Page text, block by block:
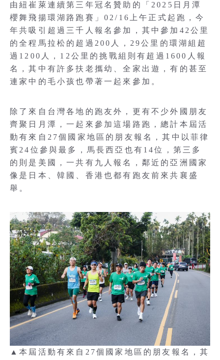
由紐崔萊連續第三年冠名贊助的「2025日月潭
櫻舞飛揚環湖路跑賽」02/16上午正式起跑，今
年共吸引超過三千人報名參加，其中參加42公里
的全程馬拉松的超過200人，29公里的環湖組超
過1200人，12公里的挑戰組則有超過1600人報
名，其中有許多扶老攜幼、全家出遊，有的甚至
連家中的毛小孩也帶著一起來參加。
除了來自台灣各地的跑友外，更有不少外國朋友
齊聚日月潭，一起來參加這場路跑，總計本屆活
動有來自27個國家地區的朋友報名，其中以菲律
賓24位參與最多，馬長西亞也有14位，第三多
的則是美國，一共有九人報名，鄰近的亞洲國家
像是日本、韓國、香港也都有跑友前來共襄盛
舉。
▲本屆活動有來自27個國家地區的朋友報名，其